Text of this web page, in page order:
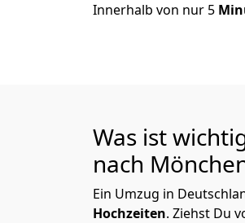
Innerhalb von nur 5
Was ist
nach
Ein Umzug in
Hochzeiten. Ziehst Du